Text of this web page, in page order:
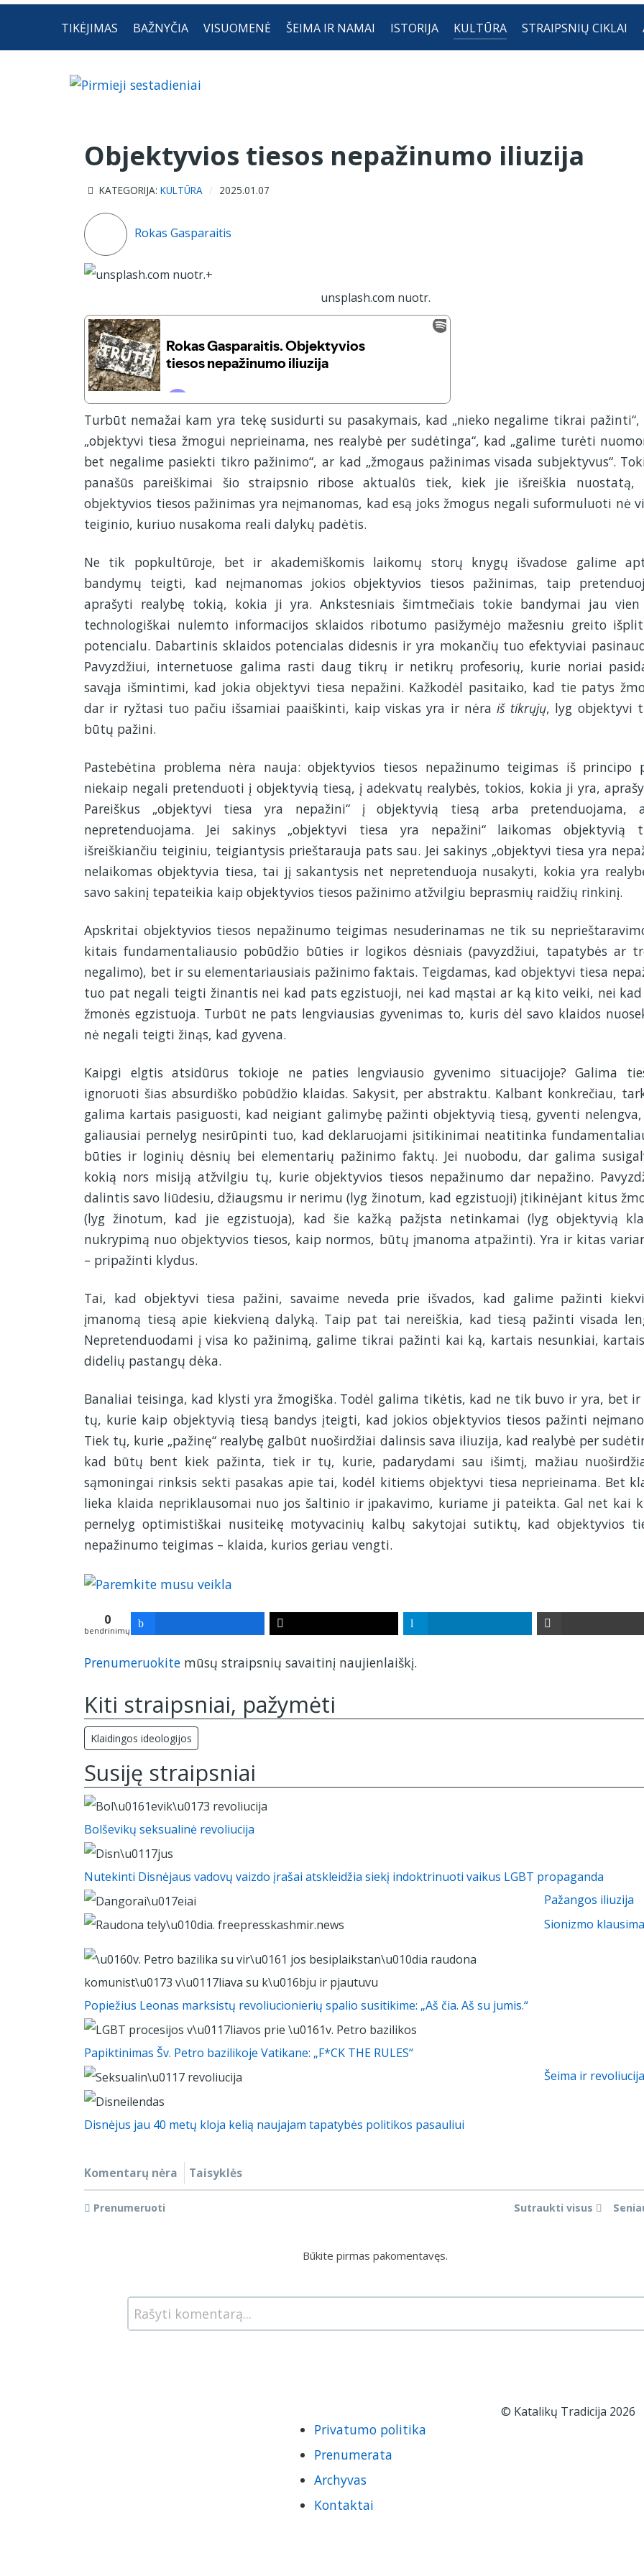
TIKĖJIMAS BAŽNYČIA VISUOMENĖ ŠEIMA IR NAMAI ISTORIJA KULTŪRA STRAIPSNIŲ CIKLAI
Objektyvios tiesos nepažinumo iliuzija
KATEGORIJA: KULTŪRA 2025.01.07
Rokas Gasparaitis
unsplash.com nuotr.
Turbūt nemažai kam yra tekę susidurti su pasakymais, kad „nieko negalime tikrai pažinti“,
„objektyvi tiesa žmogui neprieinama, nes realybė per sudėtinga“, kad „galime turėti
bet negalime pasiekti tikro pažinimo“, ar kad „žmogaus pažinimas visada subjektyvus“.
panašūs pareiškimai šio straipsnio ribose aktualūs tiek, kiek jie išreiškia nuostatą,
objektyvios tiesos pažinimas yra neįmanomas, kad esą joks žmogus negali suformuluoti nė
teiginio, kuriuo nusakoma reali dalykų padėtis.
Ne tik popkultūroje, bet ir akademiškomis laikomų storų knygų išvadose galime
bandymų teigti, kad neįmanomas jokios objektyvios tiesos pažinimas, taip
aprašyti realybę tokią, kokia ji yra. Ankstesniais šimtmečiais tokie bandymai jau
technologiškai nulemto informacijos sklaidos ribotumo pasižymėjo mažesniu greito
potencialu. Dabartinis sklaidos potencialas didesnis ir yra mokančių tuo efektyviai
Pavyzdžiui, internetuose galima rasti daug tikrų ir netikrų profesorių, kurie noriai
savąja išmintimi, kad jokia objektyvi tiesa nepažini. Kažkodėl pasitaiko, kad tie patys
dar ir ryžtasi tuo pačiu išsamiai paaiškinti, kaip viskas yra ir nėra iš tikrųjų, lyg objektyvi
būtų pažini.
Pastebėtina problema nėra nauja: objektyvios tiesos nepažinumo teigimas iš principo
niekaip negali pretenduoti į objektyvią tiesą, į adekvatų realybės, tokios, kokia ji yra,
Pareiškus „objektyvi tiesa yra nepažini“ į objektyvią tiesą arba pretenduojama,
nepretenduojama. Jei sakinys „objektyvi tiesa yra nepažini“ laikomas objektyvią
išreiškiančiu teiginiu, teigiantysis prieštarauja pats sau. Jei sakinys „objektyvi tiesa yra
nelaikomas objektyvia tiesa, tai jį sakantysis net nepretenduoja nusakyti, kokia yra
savo sakinį tepateikia kaip objektyvios tiesos pažinimo atžvilgiu beprasmių raidžių rinkinį.
Apskritai objektyvios tiesos nepažinumo teigimas nesuderinamas ne tik su
kitais fundamentaliausio pobūdžio būties ir logikos dėsniais (pavyzdžiui, tapatybės ar
negalimo), bet ir su elementariausiais pažinimo faktais. Teigdamas, kad objektyvi tiesa
tuo pat negali teigti žinantis nei kad pats egzistuoji, nei kad mąstai ar ką kito veiki, nei
žmonės egzistuoja. Turbūt ne pats lengviausias gyvenimas to, kuris dėl savo klaidos
nė negali teigti žinąs, kad gyvena.
Kaipgi elgtis atsidūrus tokioje ne paties lengviausio gyvenimo situacijoje? Galima
ignoruoti šias absurdiško pobūdžio klaidas. Sakysit, per abstraktu. Kalbant konkrečiau,
galima kartais pasiguosti, kad neigiant galimybę pažinti objektyvią tiesą, gyventi
galiausiai pernelyg nesirūpinti tuo, kad deklaruojami įsitikinimai neatitinka
būties ir loginių dėsnių bei elementarių pažinimo faktų. Jei nuobodu, dar galima
kokią nors misiją atžvilgiu tų, kurie objektyvios tiesos nepažinumo dar nepažino.
dalintis savo liūdesiu, džiaugsmu ir nerimu (lyg žinotum, kad egzistuoji) įtikinėjant kitus
(lyg žinotum, kad jie egzistuoja), kad šie kažką pažįsta netinkamai (lyg objektyvią
nukrypimą nuo objektyvios tiesos, kaip normos, būtų įmanoma atpažinti). Yra ir kitas
– pripažinti klydus.
Tai, kad objektyvi tiesa pažini, savaime neveda prie išvados, kad galime pažinti
įmanomą tiesą apie kiekvieną dalyką. Taip pat tai nereiškia, kad tiesą pažinti visada
Nepretenduodami į visa ko pažinimą, galime tikrai pažinti kai ką, kartais nesunkiai,
didelių pastangų dėka.
Banaliai teisinga, kad klysti yra žmogiška. Todėl galima tikėtis, kad ne tik buvo ir yra, bet ir
tų, kurie kaip objektyvią tiesą bandys įteigti, kad jokios objektyvios tiesos pažinti
Tiek tų, kurie „pažinę“ realybę galbūt nuoširdžiai dalinsis sava iliuzija, kad realybė per
kad būtų bent kiek pažinta, tiek ir tų, kurie, padarydami sau išimtį, mažiau
sąmoningai rinksis sekti pasakas apie tai, kodėl kitiems objektyvi tiesa neprieinama. Bet
lieka klaida nepriklausomai nuo jos šaltinio ir įpakavimo, kuriame ji pateikta. Gal net kai
pernelyg optimistiškai nusiteikę motyvacinių kalbų sakytojai sutiktų, kad objektyvios
nepažinumo teigimas – klaida, kurios geriau vengti.
0
bendrinimų
Prenumeruokite mūsų straipsnių savaitinį naujienlaiškį.
Kiti straipsniai, pažymėti
Klaidingos ideologijos
Susiję straipsniai
Bolševikų seksualinė revoliucija
Nutekinti Disnėjaus vadovų vaizdo įrašai atskleidžia siekį indoktrinuoti vaikus LGBT propaganda
Pažangos iliuzija
Sionizmo
Popiežius Leonas marksistų revoliucionierių spalio susitikime: „Aš čia. Aš su jumis.“
Papiktinimas Šv. Petro bazilikoje Vatikane: „F*CK THE RULES“
Šeima ir revoliucija
Disnėjus jau 40 metų kloja kelią naujajam tapatybės politikos pasauliui
Komentarų nėra Taisyklės
Prenumeruoti Sutraukti visus
Būkite pirmas pakomentavęs.
Rašyti komentarą...
Privatumo politika
Prenumerata
Archyvas
Kontaktai
© Katalikų Tradicija 2026